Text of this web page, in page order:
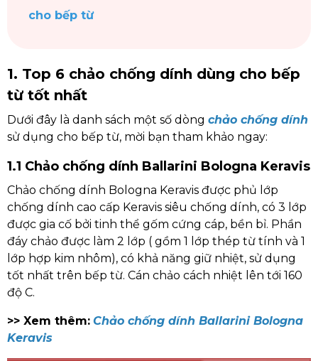
cho bếp từ
1. Top 6 chảo chống dính dùng cho bếp
từ tốt nhất
Dưới đây là danh sách một số dòng chảo chống dính
sử dụng cho bếp từ, mời bạn tham khảo ngay:
1.1 Chảo chống dính Ballarini Bologna Keravis
Chảo chống dính Bologna Keravis được phủ lớp
chống dính cao cấp Keravis siêu chống dính, có 3 lớp
được gia cố bởi tinh thể gốm cứng cáp, bền bỉ. Phần
đáy chảo được làm 2 lớp ( gồm 1 lớp thép từ tính và 1
lớp hợp kim nhôm), có khả năng giữ nhiệt, sử dụng
tốt nhất trên bếp từ. Cán chảo cách nhiệt lên tới 160
độ C.
>> Xem thêm: Chảo chống dính Ballarini Bologna
Keravis